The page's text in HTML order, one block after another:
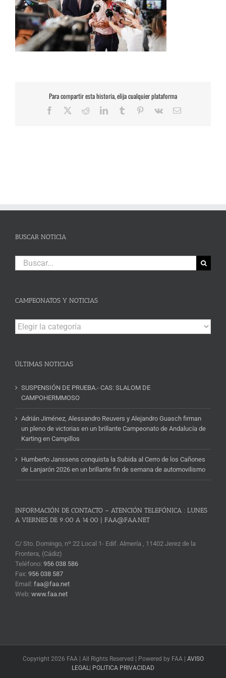
Para compartir esta historia, elija cualquier plataforma
Facebook RedditLinkedInTumblr Pinterest
Vk
Correo
BUSCAR NOTICIA
Buscar:
CAMPEONATOS Y NOTICIAS
Campeonatos
y
ÚLTIMAS NOTICIAS
SUSPENSIÓN DE PRUEBA.- CAS: SLALOM DE
CAMPOHERMMOSO
Adrián Jiménez, Alessandro Reuvers y Alejandro Guasch firman
un pleno de victorias en un brillante Campeonato de Andalucía de
Karting en Campillos
Humberto Janssens conquista la Subida al Cerro de los Cañones
de Lanjarón 2026 en un brillante fin de semana de automovilismo
INFORMACIÓN DE CONTACTO – ATENCIÓN TELEFÓNICA : LUNES
A VIERNES DE 9:00 A 14:00 | FAA@FAA.NET
C/ Sto. Domingo, nº 22 Local 1- Edif. Almería , 11402 Jerez de la
Frontera, (Cádiz)
Teléfono: 956 038 586
Fax: 956 038 587
Email: faa@faa.net
Web: www.faa.net
Copyright 2026 FAA | All Rights Reserved | Powered by FAA | AVISO
LEGAL | POLITICA PRIVACIDAD